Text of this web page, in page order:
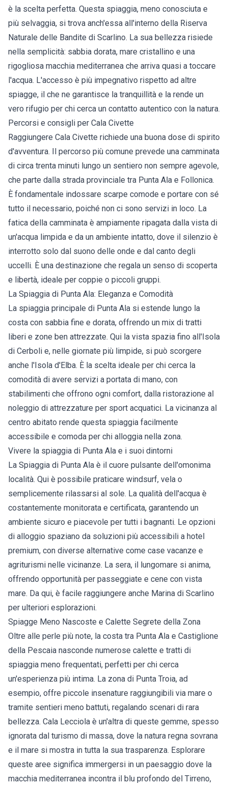
è la scelta perfetta. Questa spiaggia, meno conosciuta e
più selvaggia, si trova anch'essa all'interno della Riserva
Naturale delle Bandite di Scarlino. La sua bellezza risiede
nella semplicità: sabbia dorata, mare cristallino e una
rigogliosa macchia mediterranea che arriva quasi a toccare
l'acqua. L'accesso è più impegnativo rispetto ad altre
spiagge, il che ne garantisce la tranquillità e la rende un
vero rifugio per chi cerca un contatto autentico con la natura.
Percorsi e consigli per Cala Civette
Raggiungere Cala Civette richiede una buona dose di spirito
d'avventura. Il percorso più comune prevede una camminata
di circa trenta minuti lungo un sentiero non sempre agevole,
che parte dalla strada provinciale tra Punta Ala e Follonica.
È fondamentale indossare scarpe comode e portare con sé
tutto il necessario, poiché non ci sono servizi in loco. La
fatica della camminata è ampiamente ripagata dalla vista di
un'acqua limpida e da un ambiente intatto, dove il silenzio è
interrotto solo dal suono delle onde e dal canto degli
uccelli. È una destinazione che regala un senso di scoperta
e libertà, ideale per coppie o piccoli gruppi.
La Spiaggia di Punta Ala: Eleganza e Comodità
La spiaggia principale di Punta Ala si estende lungo la
costa con sabbia fine e dorata, offrendo un mix di tratti
liberi e zone ben attrezzate. Qui la vista spazia fino all'Isola
di Cerboli e, nelle giornate più limpide, si può scorgere
anche l'Isola d'Elba. È la scelta ideale per chi cerca la
comodità di avere servizi a portata di mano, con
stabilimenti che offrono ogni comfort, dalla ristorazione al
noleggio di attrezzature per sport acquatici. La vicinanza al
centro abitato rende questa spiaggia facilmente
accessibile e comoda per chi alloggia nella zona.
Vivere la spiaggia di Punta Ala e i suoi dintorni
La Spiaggia di Punta Ala è il cuore pulsante dell'omonima
località. Qui è possibile praticare windsurf, vela o
semplicemente rilassarsi al sole. La qualità dell'acqua è
costantemente monitorata e certificata, garantendo un
ambiente sicuro e piacevole per tutti i bagnanti. Le opzioni
di alloggio spaziano da soluzioni più accessibili a hotel
premium, con diverse alternative come case vacanze e
agriturismi nelle vicinanze. La sera, il lungomare si anima,
offrendo opportunità per passeggiate e cene con vista
mare. Da qui, è facile raggiungere anche Marina di Scarlino
per ulteriori esplorazioni.
Spiagge Meno Nascoste e Calette Segrete della Zona
Oltre alle perle più note, la costa tra Punta Ala e Castiglione
della Pescaia nasconde numerose calette e tratti di
spiaggia meno frequentati, perfetti per chi cerca
un'esperienza più intima. La zona di Punta Troia, ad
esempio, offre piccole insenature raggiungibili via mare o
tramite sentieri meno battuti, regalando scenari di rara
bellezza. Cala Lecciola è un'altra di queste gemme, spesso
ignorata dal turismo di massa, dove la natura regna sovrana
e il mare si mostra in tutta la sua trasparenza. Esplorare
queste aree significa immergersi in un paesaggio dove la
macchia mediterranea incontra il blu profondo del Tirreno,